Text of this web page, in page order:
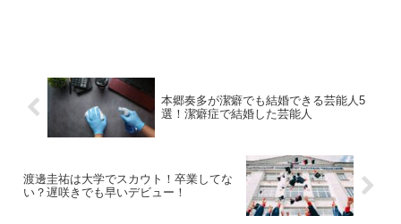
本郷奏多が潔癖でも結婚できる芸能人5
選！潔癖症で結婚した芸能人
渡邊圭祐は大学でスカウト！卒業してな
い？遅咲きでも早いデビュー！